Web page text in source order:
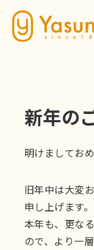
新年の
明けましてお
旧年中は大変
申し上げます。
本年も、更な
ので、より一